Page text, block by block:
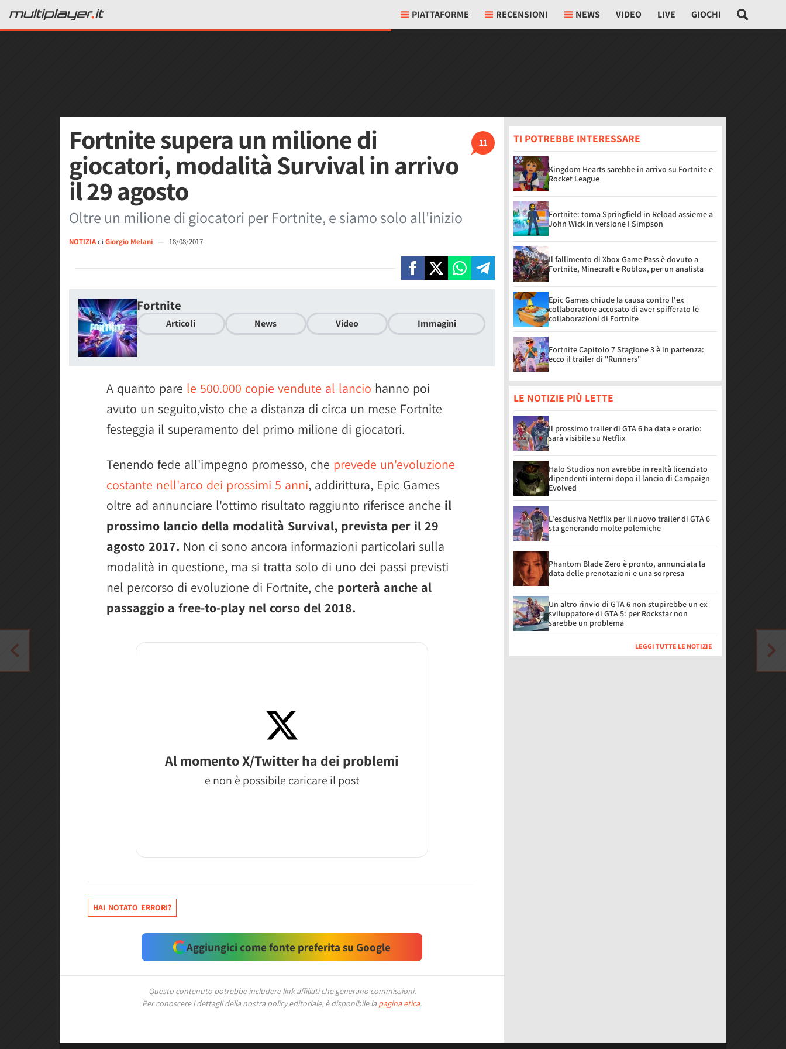
PIATTAFORME RECENSIONI NEWS VIDEO LIVE GIOCHI
11
Fortnite supera un milione di
giocatori, modalità Survival in arrivo
il 29 agosto
Oltre un milione di giocatori per Fortnite, e siamo solo all'inizio
NOTIZIAdi Giorgio Melani — 18/08/2017
Fortnite
Articoli News Video Immagini
A quanto pare le 500.000 copie vendute al lancio hanno poi
avuto un seguito,visto che a distanza di circa un mese Fortnite
festeggia il superamento del primo milione di giocatori.
Tenendo fede all'impegno promesso, che prevede un'evoluzione
costante nell'arco dei prossimi 5 anni, addirittura, Epic Games
oltre ad annunciare l'ottimo risultato raggiunto riferisce anche il
prossimo lancio della modalità Survival, prevista per il 29
agosto 2017. Non ci sono ancora informazioni particolari sulla
modalità in questione, ma si tratta solo di uno dei passi previsti
nel percorso di evoluzione di Fortnite, che porterà anche al
passaggio a free-to-play nel corso del 2018.
Al momento X/Twitter ha dei problemi
e non è possibile caricare il post
HAI NOTATO ERRORI?
Aggiungici come fonte preferita su Google
Questo contenuto potrebbe includere link affiliati che generano commissioni.
Per conoscere i dettagli della nostra policy editoriale, è disponibile la pagina etica.
TI POTREBBE INTERESSARE
Kingdom Hearts sarebbe in arrivo su Fortnite e
Rocket League
Fortnite: torna Springfield in Reload assieme a
John Wick in versione I Simpson
Il fallimento di Xbox Game Pass è dovuto a
Fortnite, Minecraft e Roblox, per un analista
Epic Games chiude la causa contro l'ex
collaboratore accusato di aver spifferato le
collaborazioni di Fortnite
Fortnite Capitolo 7 Stagione 3 è in partenza:
ecco il trailer di "Runners"
LE NOTIZIE PIÙ LETTE
Il prossimo trailer di GTA 6 ha data e orario:
sarà visibile su Netflix
Halo Studios non avrebbe in realtà licenziato
dipendenti interni dopo il lancio di Campaign
Evolved
L'esclusiva Netflix per il nuovo trailer di GTA 6
sta generando molte polemiche
Phantom Blade Zero è pronto, annunciata la
data delle prenotazioni e una sorpresa
Un altro rinvio di GTA 6 non stupirebbe un ex
sviluppatore di GTA 5: per Rockstar non
sarebbe un problema
LEGGI TUTTE LE NOTIZIE